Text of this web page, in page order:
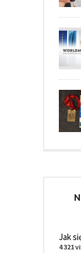
Jak
4 321